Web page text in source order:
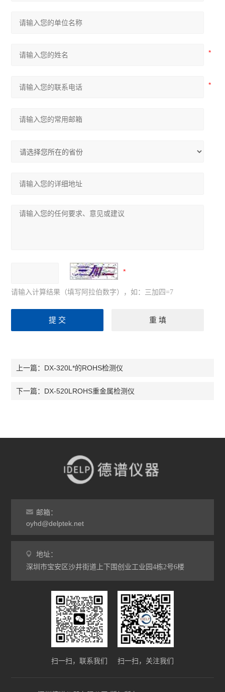
请输入计算结果（填写阿拉伯数字），如：三加四=7
上一篇： DX-320L*的ROHS检测仪
下一篇： DX-520LROHS重金属检测仪
邮箱：
oyhd@delptek.net
地址：
深圳市宝安区沙井街道上下围创业工业园4栋2号6楼
扫一扫，联系我们 扫一扫，关注我们